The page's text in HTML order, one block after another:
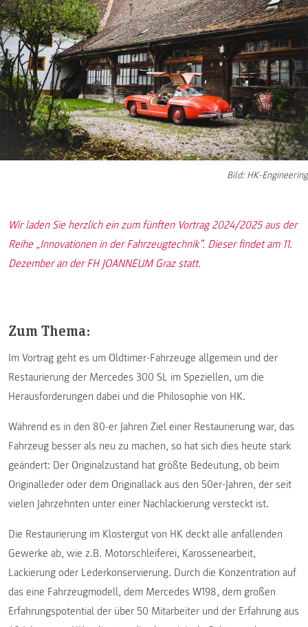
Bild: HK-Engineering
Wir laden Sie herzlich ein zum fünften Vortrag 2024/2025 aus der
Reihe „Innovationen in der Fahrzeugtechnik”. Dieser findet am 11.
Dezember an der FH JOANNEUM Graz statt.
Zum Thema:
Im Vortrag geht es um Oldtimer-Fahrzeuge allgemein und der
Restaurierung der Mercedes 300 SL im Speziellen, um die
Herausforderungen dabei und die Philosophie von HK.
Während es in den 80-er Jahren Ziel einer Restaurierung war, das
Fahrzeug besser als neu zu machen, so hat sich dies heute stark
geändert: Der Originalzustand hat größte Bedeutung, ob beim
Originalleder oder dem Originallack aus den 50er-Jahren, der seit
vielen Jahrzehnten unter einer Nachlackierung versteckt ist.
Die Restaurierung im Klostergut von HK deckt alle anfallenden
Gewerke ab, wie z.B. Motorschleiferei, Karosseriearbeit,
Lackierung oder Lederkonservierung. Durch die Konzentration auf
das eine Fahrzeugmodell, dem Mercedes W198, dem großen
Erfahrungspotential der über 50 Mitarbeiter und der Erfahrung aus